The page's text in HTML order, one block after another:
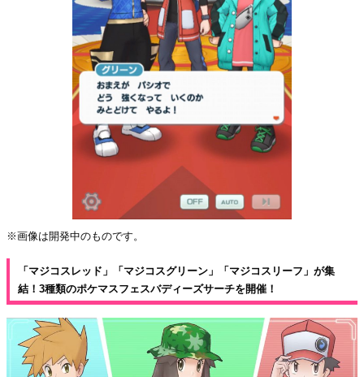
※画像は開発中のものです。
「マジコスレッド」「マジコスグリーン」「マジコスリーフ」が集
結！3種類のポケマスフェスバディーズサーチを開催！